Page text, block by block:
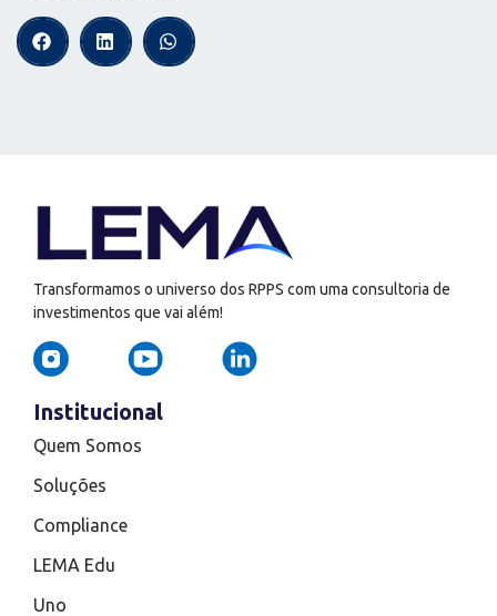
Transformamos o universo dos RPPS com uma consultoria de
investimentos que vai além!
Institucional
Quem Somos
Soluções
Compliance
LEMA Edu
Uno